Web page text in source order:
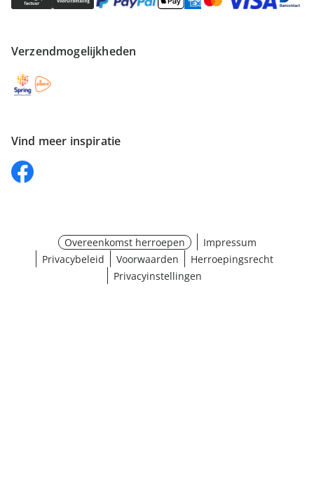
Verzendmogelijkheden
Vind meer inspiratie
Overeenkomst herroepen
Impressum
Privacybeleid
Voorwaarden
Herroepingsrecht
Privacyinstellingen